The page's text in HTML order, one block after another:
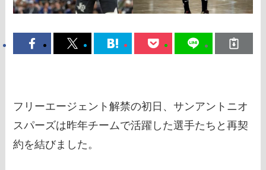
フリーエージェント解禁の初日、サンアントニオ
スパーズは昨年チームで活躍した選手たちと再契
約を結びました。